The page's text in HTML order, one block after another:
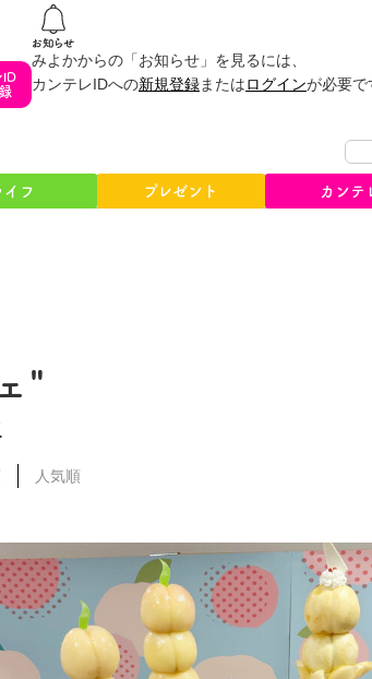
ID
みよかからの「お知らせ」を見るには、
カンテレIDへの新規登録またはログインが必要で
イフ プレゼント カンテ
"
人気順